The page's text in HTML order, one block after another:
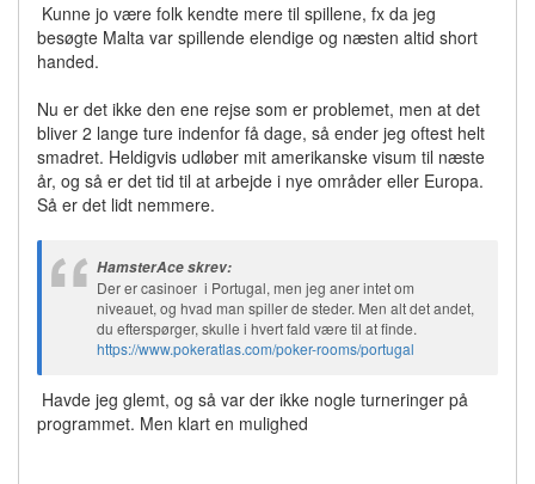
Kunne jo være folk kendte mere til spillene, fx da jeg
besøgte Malta var spillende elendige og næsten altid short
handed.
Nu er det ikke den ene rejse som er problemet, men at det
bliver 2 lange ture indenfor få dage, så ender jeg oftest helt
smadret. Heldigvis udløber mit amerikanske visum til næste
år, og så er det tid til at arbejde i nye områder eller Europa.
Så er det lidt nemmere.
HamsterAce skrev:
Der er casinoer i Portugal, men jeg aner intet om
niveauet, og hvad man spiller de steder. Men alt det andet,
du efterspørger, skulle i hvert fald være til at finde.
https://www.pokeratlas.com/poker-rooms/portugal
Havde jeg glemt, og så var der ikke nogle turneringer på
programmet. Men klart en mulighed